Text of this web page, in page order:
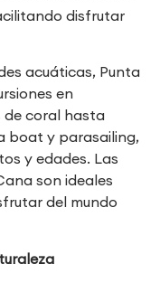
disfrutar
acuáticas, Punta
en
de coral hasta
boat y parasailing,
y edades. Las
son ideales
del mundo